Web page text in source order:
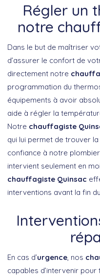
Régler un
notre
Dans le but de maîtriser
d’assurer le confort de
directement notre
programmation du
équipements à avoir
aide à régler la
Notre chauffagiste
qui lui permet de trouver
confiance à notre
intervient seulement en
chauffagiste Quinsac
interventions avant la fin
En cas d’urgence , nos
capables d’intervenir